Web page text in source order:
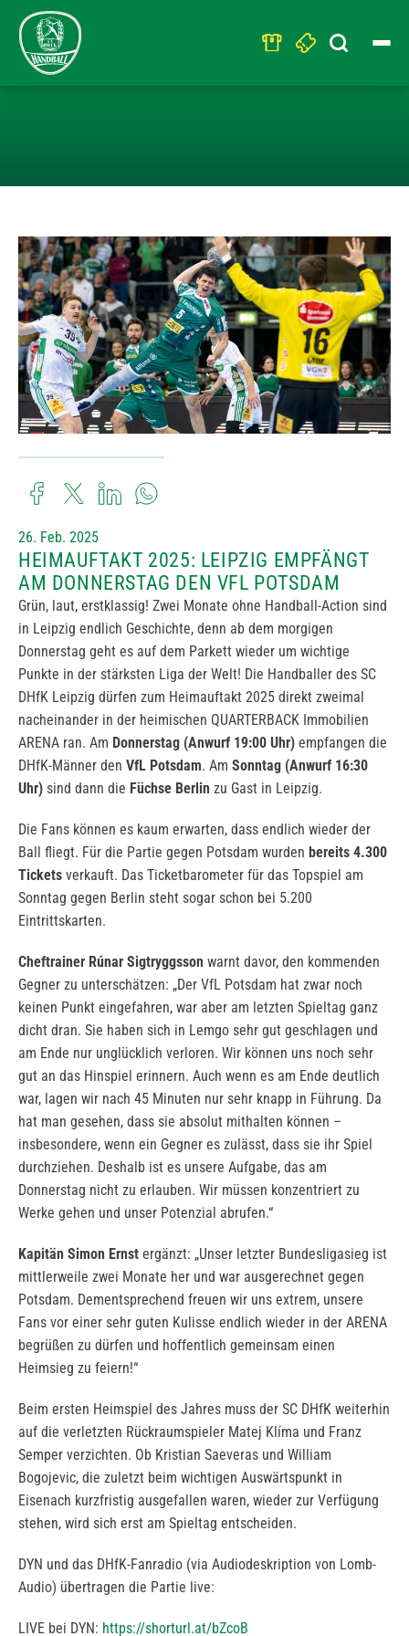
Search
for:
26. Feb. 2025
HEIMAUFTAKT 2025: LEIPZIG EMPFÄNGT
AM DONNERSTAG DEN VFL POTSDAM
Grün, laut, erstklassig! Zwei Monate ohne Handball-Action sind
in Leipzig endlich Geschichte, denn ab dem morgigen
Donnerstag geht es auf dem Parkett wieder um wichtige
Punkte in der stärksten Liga der Welt! Die Handballer des SC
DHfK Leipzig dürfen zum Heimauftakt 2025 direkt zweimal
nacheinander in der heimischen QUARTERBACK Immobilien
ARENA ran. Am Donnerstag (Anwurf 19:00 Uhr) empfangen die
DHfK-Männer den VfL Potsdam. Am Sonntag (Anwurf 16:30
Uhr) sind dann die Füchse Berlin zu Gast in Leipzig.
Die Fans können es kaum erwarten, dass endlich wieder der
Ball fliegt. Für die Partie gegen Potsdam wurden bereits 4.300
Tickets verkauft. Das Ticketbarometer für das Topspiel am
Sonntag gegen Berlin steht sogar schon bei 5.200
Eintrittskarten.
Cheftrainer Rúnar Sigtryggsson warnt davor, den kommenden
Gegner zu unterschätzen: „Der VfL Potsdam hat zwar noch
keinen Punkt eingefahren, war aber am letzten Spieltag ganz
dicht dran. Sie haben sich in Lemgo sehr gut geschlagen und
am Ende nur unglücklich verloren. Wir können uns noch sehr
gut an das Hinspiel erinnern. Auch wenn es am Ende deutlich
war, lagen wir nach 45 Minuten nur sehr knapp in Führung. Da
hat man gesehen, dass sie absolut mithalten können –
insbesondere, wenn ein Gegner es zulässt, dass sie ihr Spiel
durchziehen. Deshalb ist es unsere Aufgabe, das am
Donnerstag nicht zu erlauben. Wir müssen konzentriert zu
Werke gehen und unser Potenzial abrufen.“
Kapitän Simon Ernst ergänzt: „Unser letzter Bundesligasieg ist
mittlerweile zwei Monate her und war ausgerechnet gegen
Potsdam. Dementsprechend freuen wir uns extrem, unsere
Fans vor einer sehr guten Kulisse endlich wieder in der ARENA
begrüßen zu dürfen und hoffentlich gemeinsam einen
Heimsieg zu feiern!“
Beim ersten Heimspiel des Jahres muss der SC DHfK weiterhin
auf die verletzten Rückraumspieler Matej Klíma und Franz
Semper verzichten. Ob Kristian Saeveras und William
Bogojevic, die zuletzt beim wichtigen Auswärtspunkt in
Eisenach kurzfristig ausgefallen waren, wieder zur Verfügung
stehen, wird sich erst am Spieltag entscheiden.
DYN und das DHfK-Fanradio (via Audiodeskription von Lomb-
Audio) übertragen die Partie live:
LIVE bei DYN: https://shorturl.at/bZcoB